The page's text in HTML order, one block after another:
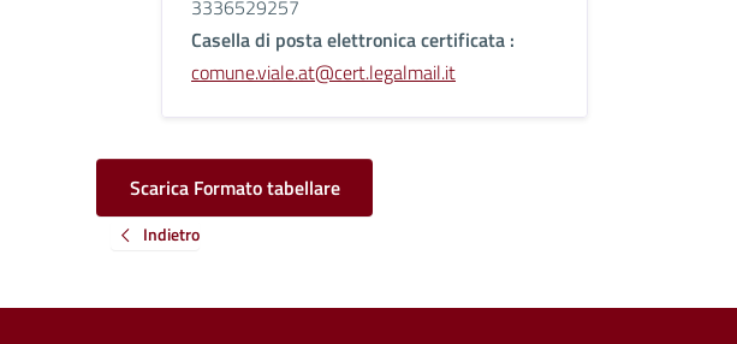
3336529257
Casella di posta elettronica certificata :
comune.viale.at@cert.legalmail.it
Scarica Formato tabellare
Indietro